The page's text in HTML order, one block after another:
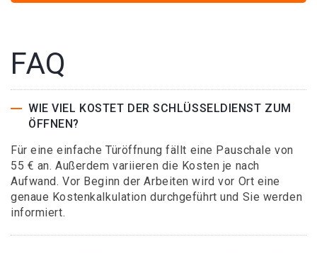
FAQ
WIE VIEL KOSTET DER SCHLÜSSELDIENST ZUM
ÖFFNEN?
Für eine einfache Türöffnung fällt eine Pauschale von
55 € an. Außerdem variieren die Kosten je nach
Aufwand. Vor Beginn der Arbeiten wird vor Ort eine
genaue Kostenkalkulation durchgeführt und Sie werden
informiert.